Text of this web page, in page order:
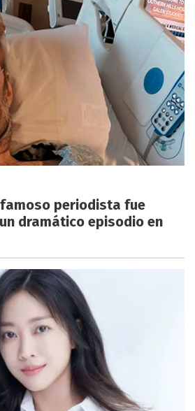
famoso periodista fue
dramático episodio en